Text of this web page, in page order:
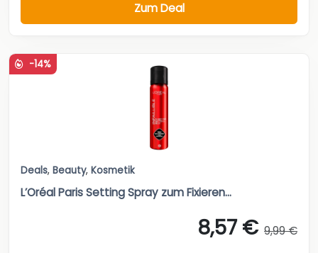
Zum Deal
-14%
Deals, Beauty, Kosmetik
L’Oréal Paris Setting Spray zum Fixieren...
8,57 € 9,99 €